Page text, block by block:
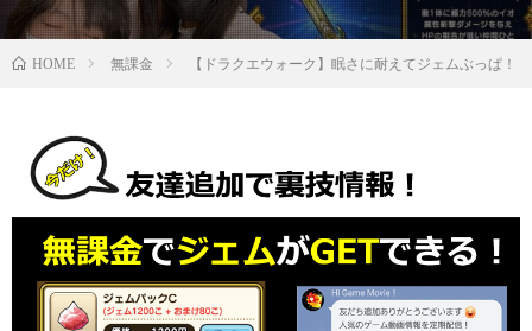
HOME 無課金 【ドラクエウォーク】眠さに耐えてジェムぶっぱ！